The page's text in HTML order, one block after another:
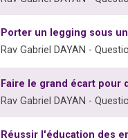
Porter un legging sous
Rav Gabriel DAYAN -
Faire le grand écart pour
Rav Gabriel DAYAN -
Réussir l'éducation des